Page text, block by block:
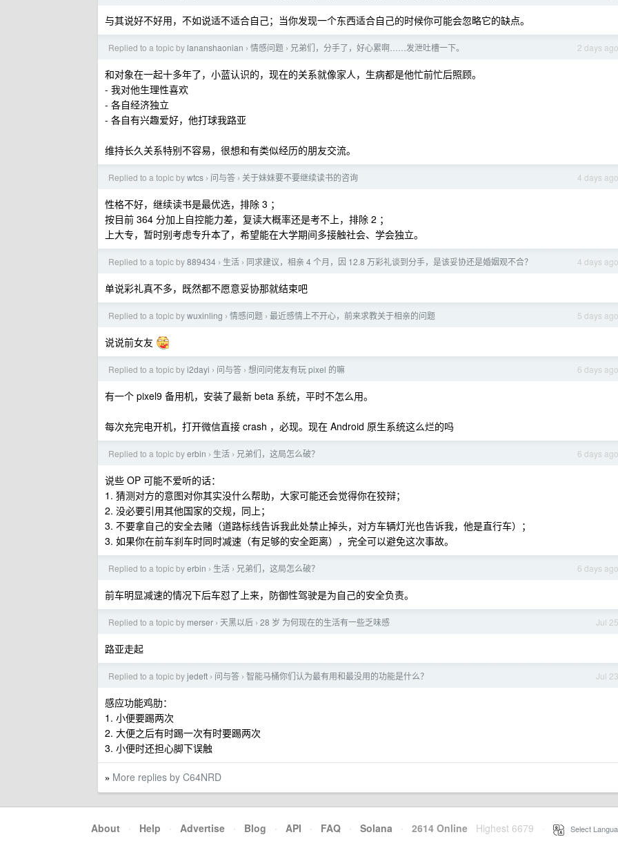
与其说好不好用，不如说适不适合自己；当你发现一个东西适合自己的时候你可能会忽略它的缺点。
2 days ago
Replied to a topic by lananshaonian › 情感问题 › 兄弟们，分手了，好心累啊……发泄吐槽一下。
和对象在一起十多年了，小蓝认识的，现在的关系就像家人，生病都是他忙前忙后照顾。
- 我对他生理性喜欢
- 各自经济独立
- 各自有兴趣爱好，他打球我路亚
维持长久关系特别不容易，很想和有类似经历的朋友交流。
4 days ago
Replied to a topic bywtcs › 问与答 › 关于妹妹要不要继续读书的咨询
性格不好，继续读书是最优选，排除 3 ；
按目前 364 分加上自控能力差，复读大概率还是考不上，排除 2 ；
上大专，暂时别考虑专升本了，希望能在大学期间多接触社会、学会独立。
4 days ago
Replied to a topic by889434 › 生活 › 同求建议，相亲 4 个月，因 12.8 万彩礼谈到分手，是该妥协还是婚姻观不合？
单说彩礼真不多，既然都不愿意妥协那就结束吧
5 days ago
Replied to a topic bywuxinling › 情感问题 › 最近感情上不开心，前来求教关于相亲的问题
说说前女友
6 days ago
Replied to a topic byi2dayi › 问与答 › 想问问佬友有玩 pixel 的嘛
有一个 pixel9 备用机，安装了最新 beta 系统，平时不怎么用。
每次充完电开机，打开微信直接 crash ，必现。现在 Android 原生系统这么烂的吗
6 days ago
Replied to a topic byerbin › 生活 › 兄弟们，这局怎么破？
说些 OP 可能不爱听的话：
1. 猜测对方的意图对你其实没什么帮助，大家可能还会觉得你在狡辩；
2. 没必要引用其他国家的交规，同上；
3. 不要拿自己的安全去赌（道路标线告诉我此处禁止掉头，对方车辆灯光也告诉我，他是直行车）；
3. 如果你在前车刹车时同时减速（有足够的安全距离），完全可以避免这次事故。
6 days ago
Replied to a topic byerbin › 生活 › 兄弟们，这局怎么破？
前车明显减速的情况下后车怼了上来，防御性驾驶是为自己的安全负责。
Jul 25
Replied to a topic by merser › 天黑以后 › 28 岁 为何现在的生活有一些乏味感
路亚走起
Jul 23
Replied to a topic byjedeft › 问与答 › 智能马桶你们认为最有用和最没用的功能是什么？
感应功能鸡肋：
1. 小便要踢两次
2. 大便之后有时踢一次有时要踢两次
3. 小便时还担心脚下误触
» More replies by C64NRD
About · Help · Advertise · Blog · API · FAQ · Solana · 2614 Online Highest 6679 Select